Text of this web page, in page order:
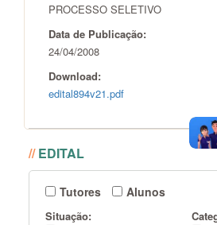
PROCESSO SELETIVO
Data de Publicação:
24/04/2008
Download:
edital894v21.pdf
//EDITAL
Tutores Alunos
Situação: